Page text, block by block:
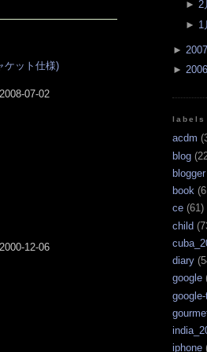
ケット仕様)
07-02
12-06
► 2
► 1
► 2007
► 2006
labels
acdm
blog
blogger
book
ce (61)
child
diary
google
iphone